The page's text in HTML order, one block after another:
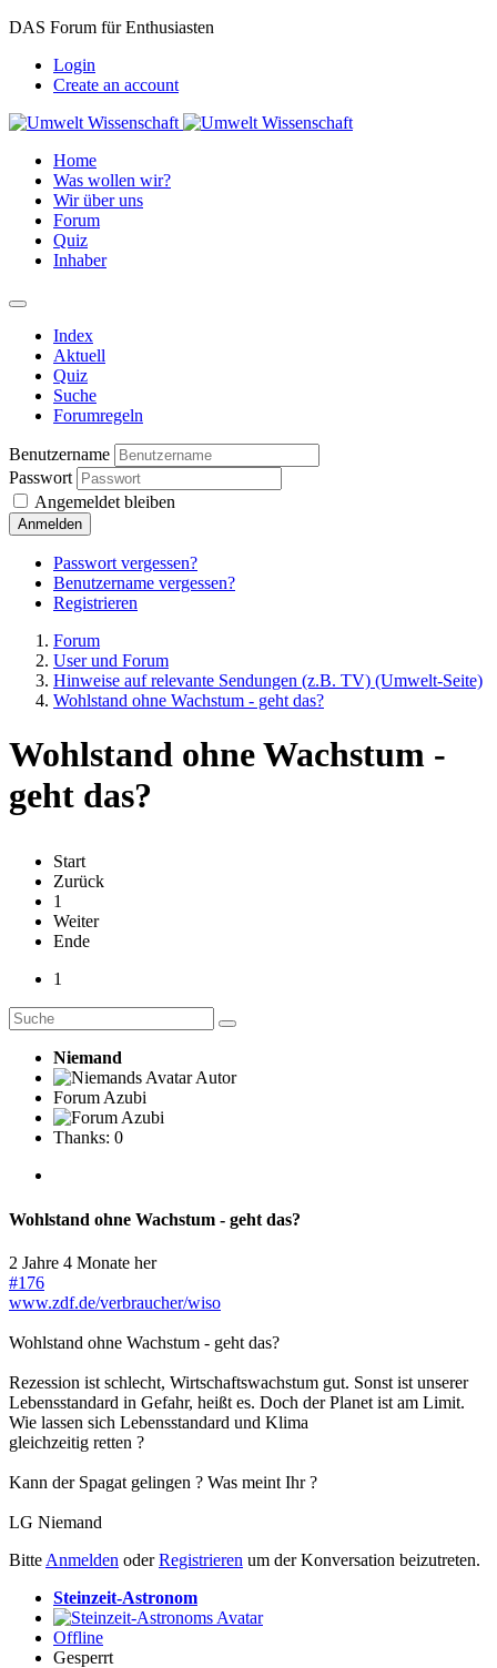
DAS Forum für Enthusiasten
Login
Create an account
Home
Was wollen wir?
Wir über uns
Forum
Quiz
Inhaber
Index
Aktuell
Quiz
Suche
Forumregeln
Benutzername
Passwort
Angemeldet bleiben
Anmelden
Passwort vergessen?
Benutzername vergessen?
Registrieren
Forum
User und Forum
Hinweise auf relevante Sendungen (z.B. TV) (Umwelt-Seite)
Wohlstand ohne Wachstum - geht das?
Wohlstand ohne Wachstum -
geht das?
Start
Zurück
1
Weiter
Ende
1
Niemand
Autor
Forum Azubi
Thanks: 0
Wohlstand ohne Wachstum - geht das?
2 Jahre 4 Monate her
#176
www.zdf.de/verbraucher/wiso
Wohlstand ohne Wachstum - geht das?
Rezession ist schlecht, Wirtschaftswachstum gut. Sonst ist unserer
Lebensstandard in Gefahr, heißt es. Doch der Planet ist am Limit.
Wie lassen sich Lebensstandard und Klima
gleichzeitig retten ?
Kann der Spagat gelingen ? Was meint Ihr ?
LG Niemand
Bitte Anmelden oderRegistrieren um der Konversation beizutreten.
Steinzeit-Astronom
Offline
Gesperrt